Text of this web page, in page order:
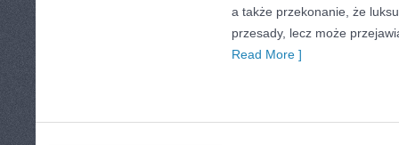
a także przekonanie, że
przesady, lecz może
Read More ]